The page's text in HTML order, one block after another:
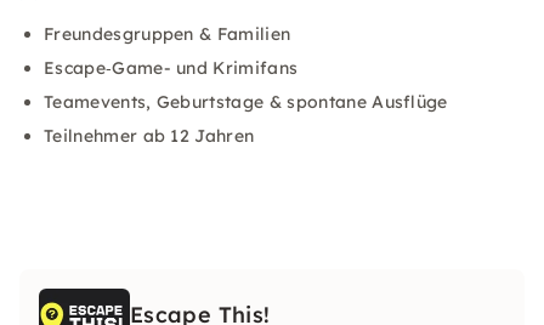
Freundesgruppen & Familien
Escape‑Game- und Krimifans
Teamevents, Geburtstage & spontane Ausflüge
Teilnehmer ab 12 Jahren
Escape This!